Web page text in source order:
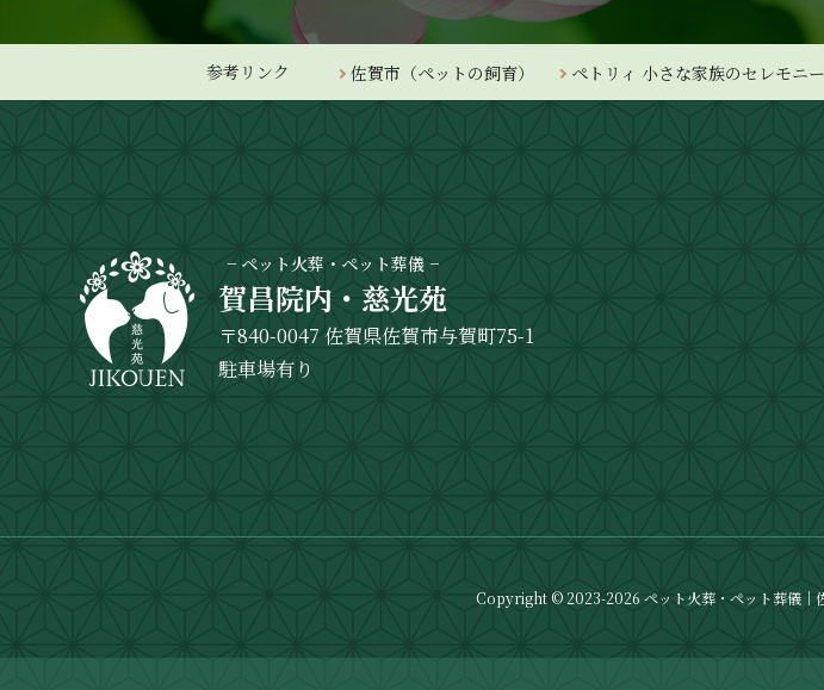
参考リンク 佐賀市（ペットの飼育） ペトリィ 小さな家族のセレモニー
− ペット火葬・ペット葬儀 −
賀昌院内・慈光苑
〒840-0047 佐賀県佐賀市与賀町75-1
駐車場有り
Copyright © 2023-2026 ペット火葬・ペット葬儀｜